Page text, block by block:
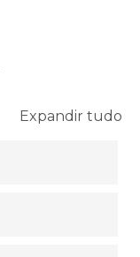
Expandir tudo